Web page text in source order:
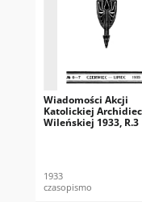
Wiadomości Akcji
Katolickiej
Wileńskiej 1933, R.3
1933
czasopismo